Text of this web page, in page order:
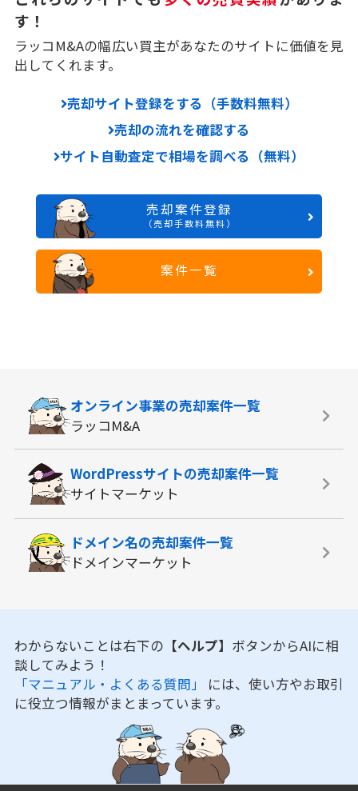
す！
ラッコM&Aの幅広い買主があなたのサイトに価値を見
出してくれます。
売却サイト登録をする（手数料無料）
売却の流れを確認する
サイト自動査定で相場を調べる（無料）
売却案件登録
（売却手数料無料）
案件一覧
オンライン事業の売却案件一覧
ラッコM&A
WordPressサイトの売却案件一覧
サイトマーケット
ドメイン名の売却案件一覧
ドメインマーケット
わからないことは右下の 【ヘルプ】 ボタンからAIに相
談してみよう！
「マニュアル・よくある質問」 には、使い方やお取引
に役立つ情報がまとまっています。